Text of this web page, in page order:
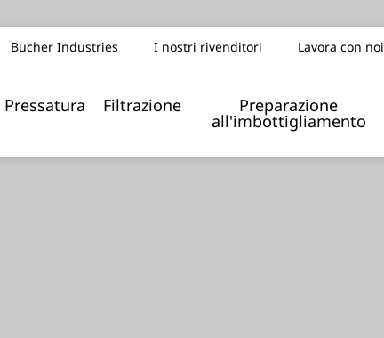
Bucher Industries I nostri rivenditori Lavora con noi
Pressatura Filtrazione Preparazione
all'imbottigliamento